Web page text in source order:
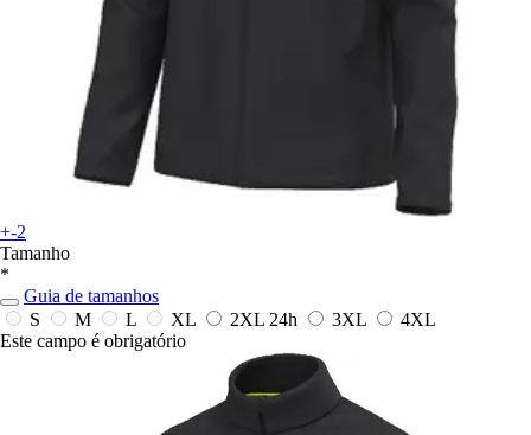
+-2
Tamanho
*
Guia de tamanhos
S
M L XL 2XL 24h 3XL
4XL
Este campo é obrigatório